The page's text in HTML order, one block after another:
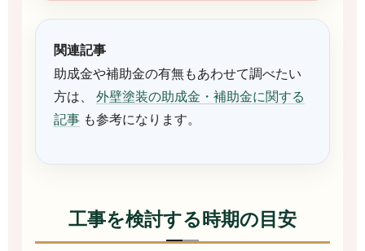
関連記事
助成金や補助金の有無もあわせて調べたい
方は、外壁塗装の助成金・補助金に関する
記事 も参考になります。
工事を検討する時期の目安